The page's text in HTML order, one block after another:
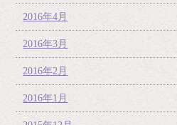
2016年4月
2016年3月
2016年2月
2016年1月